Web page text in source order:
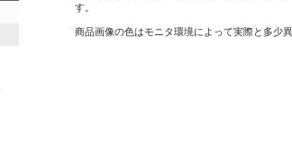
す。
商品画像の色はモニタ環境によって実際と多少